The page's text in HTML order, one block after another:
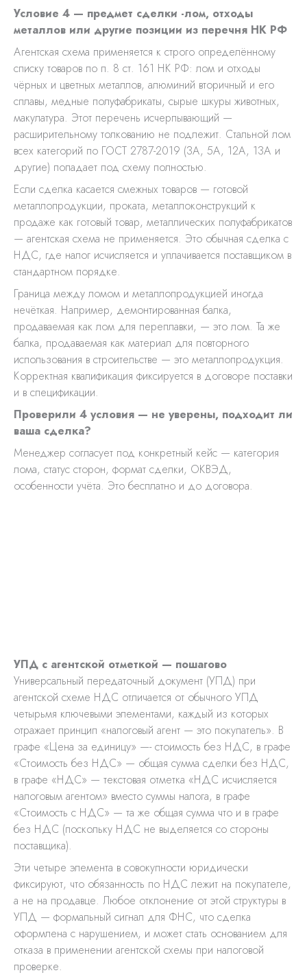
Условие 4 — предмет сделки -лом, отходы
металлов или другие позиции из перечня НК РФ
Агентская схема применяется к строго определённому
списку товаров по п. 8 ст. 161 НК РФ: лом и отходы
чёрных и цветных металлов, алюминий вторичный и его
сплавы, медные полуфабрикаты, сырые шкуры животных,
макулатура. Этот перечень исчерпывающий —
расширительному толкованию не подлежит. Стальной лом
всех категорий по ГОСТ 2787-2019 (3А, 5А, 12А, 13А и
другие) попадает под схему полностью.
Если сделка касается смежных товаров — готовой
металлопродукции, проката, металлоконструкций к
продаже как готовый товар, металлических полуфабрикатов
— агентская схема не применяется. Это обычная сделка с
НДС, где налог исчисляется и уплачивается поставщиком в
стандартном порядке.
Граница между ломом и металлопродукцией иногда
нечёткая. Например, демонтированная балка,
продаваемая как лом для переплавки, — это лом. Та же
балка, продаваемая как материал для повторного
использования в строительстве — это металлопродукция.
Корректная квалификация фиксируется в договоре поставки
и в спецификации.
Проверили 4 условия — не уверены, подходит ли
ваша сделка?
Менеджер согласует под конкретный кейс — категория
лома, статус сторон, формат сделки, ОКВЭД,
особенности учёта. Это бесплатно и до договора.
УПД с агентской отметкой — пошагово
Универсальный передаточный документ (УПД) при
агентской схеме НДС отличается от обычного УПД
четырьмя ключевыми элементами, каждый из которых
отражает принцип «налоговый агент — это покупатель». В
графе «Цена за единицу» —- стоимость без НДС, в графе
«Стоимость без НДС» — общая сумма сделки без НДС,
в графе «НДС» — текстовая отметка «НДС исчисляется
налоговым агентом» вместо суммы налога, в графе
«Стоимость с НДС» — та же общая сумма что и в графе
без НДС (поскольку НДС не выделяется со стороны
поставщика).
Эти четыре элемента в совокупности юридически
фиксируют, что обязанность по НДС лежит на покупателе,
а не на продавце. Любое отклонение от этой структуры в
УПД — формальный сигнал для ФНС, что сделка
оформлена с нарушением, и может стать основанием для
отказа в применении агентской схемы при налоговой
проверке.